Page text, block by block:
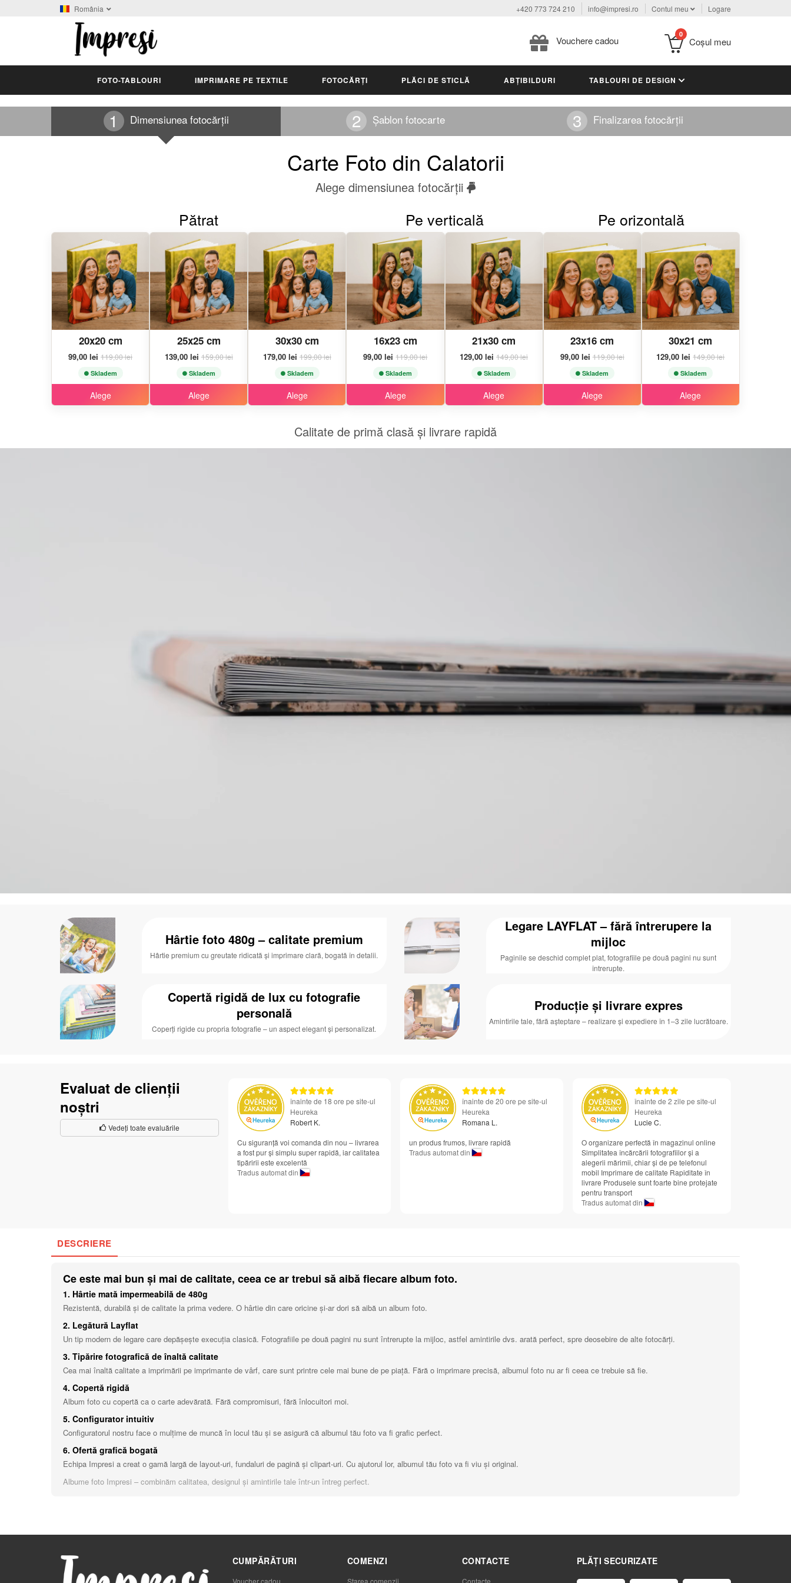
România +420 773 724 210 info@impresi.ro Contul meu Logare
Vouchere cadou
0
Coşul meu
FOTO-TABLOURI IMPRIMARE PE TEXTILE FOTOCĂRȚI PLĂCI DE STICLĂ ABȚIBILDURI TABLOURI DE DESIGN
Dimensiunea fotocărții Șablon fotocarte Finalizarea fotocărții
Carte Foto din Calatorii
Alege dimensiunea fotocărții
Pătrat
20x20 cm
99,00 lei119,00 lei
Skladem
Alege
25x25 cm
139,00 lei 159,00 lei
Skladem
Alege
30x30 cm
179,00 lei 199,00 lei
Skladem
Alege
Pe verticală
16x23 cm
99,00 lei119,00 lei
Skladem
Alege
21x30 cm
129,00 lei149,00 lei
Skladem
Alege
Pe orizontală
23x16 cm
99,00 lei 119,00 lei
Skladem
Alege
30x21 cm
129,00 lei149,00 lei
Skladem
Alege
Calitate de primă clasă și livrare rapidă
Hârtie foto 480g – calitate premium
Hârtie premium cu greutate ridicată și imprimare clară, bogată în detalii.
Legare LAYFLAT – fără întrerupere la
mijloc
Paginile se deschid complet plat, fotografiile pe două pagini nu sunt
întrerupte.
Copertă rigidă de lux cu fotografie
personală
Coperți rigide cu propria fotografie – un aspect elegant și personalizat.
Producție și livrare expres
Amintirile tale, fără așteptare – realizare și expediere în 1–3 zile lucrătoare.
Evaluat de clienții
noștri
Vedeți toate evaluările
înainte de 18 ore pe site-ul
Heureka
Robert K.
Cu siguranță voi comanda din nou – livrarea
a fost pur și simplu super rapidă, iar calitatea
tipăririi este excelentă
Tradus automat din
înainte de 20 ore pe site-ul
Heureka
Romana L.
un produs frumos, livrare rapidă
Tradus automat din
înainte de 2 zile pe site-ul
Heureka
Lucie C.
O organizare perfectă în magazinul online
Simplitatea încărcării fotografiilor și a
alegerii mărimii, chiar și de pe telefonul
mobil Imprimare de calitate Rapiditate în
livrare Produsele sunt foarte bine protejate
pentru transport
Tradus automat din
DESCRIERE
Ce este mai bun și mai de calitate, ceea ce ar trebui să aibă fiecare album foto.
1. Hârtie mată impermeabilă de 480g
Rezistentă, durabilă și de calitate la prima vedere. O hârtie din care oricine și-ar dori să aibă un album foto.
2. Legătură Layflat
Un tip modern de legare care depășește execuția clasică. Fotografiile pe două pagini nu sunt întrerupte la mijloc, astfel amintirile dvs. arată perfect, spre deosebire de alte fotocărți.
3. Tipărire fotografică de înaltă calitate
Cea mai înaltă calitate a imprimării pe imprimante de vârf, care sunt printre cele mai bune de pe piață. Fără o imprimare precisă, albumul foto nu ar fi ceea ce trebuie să fie.
4. Copertă rigidă
Album foto cu copertă ca o carte adevărată. Fără compromisuri, fără înlocuitori moi.
5. Configurator intuitiv
Configuratorul nostru face o mulțime de muncă în locul tău și se asigură că albumul tău foto va fi grafic perfect.
6. Ofertă grafică bogată
Echipa Impresi a creat o gamă largă de layout-uri, fundaluri de pagină și clipart-uri. Cu ajutorul lor, albumul tău foto va fi viu și original.
Albume foto Impresi – combinăm calitatea, designul și amintirile tale într-un întreg perfect.
PLĂȚI SECURIZATE
CUMPĂRĂTURI COMENZI CONTACTE